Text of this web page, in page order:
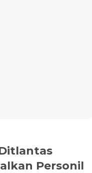
Personil